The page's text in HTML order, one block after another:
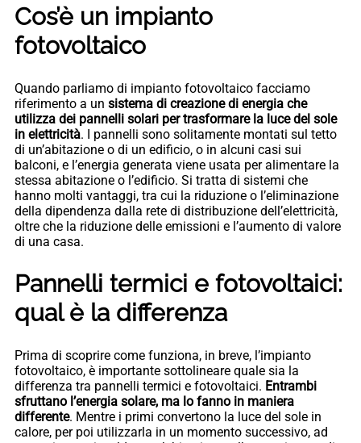
Cos’è un impianto
fotovoltaico
Quando parliamo di impianto fotovoltaico facciamo
riferimento a un sistema di creazione di energia che
utilizza dei pannelli solari per trasformare la luce del sole
in elettricità. I pannelli sono solitamente montati sul tetto
di un’abitazione o di un edificio, o in alcuni casi sui
balconi, e l’energia generata viene usata per alimentare la
stessa abitazione o l’edificio. Si tratta di sistemi che
hanno molti vantaggi, tra cui la riduzione o l’eliminazione
della dipendenza dalla rete di distribuzione dell’elettricità,
oltre che la riduzione delle emissioni e l’aumento di valore
di una casa.
Pannelli termici e fotovoltaici:
qual è la differenza
Prima di scoprire come funziona, in breve, l’impianto
fotovoltaico, è importante sottolineare quale sia la
differenza tra pannelli termici e fotovoltaici. Entrambi
sfruttano l’energia solare, ma lo fanno in maniera
differente. Mentre i primi convertono la luce del sole in
calore, per poi utilizzarla in un momento successivo, ad